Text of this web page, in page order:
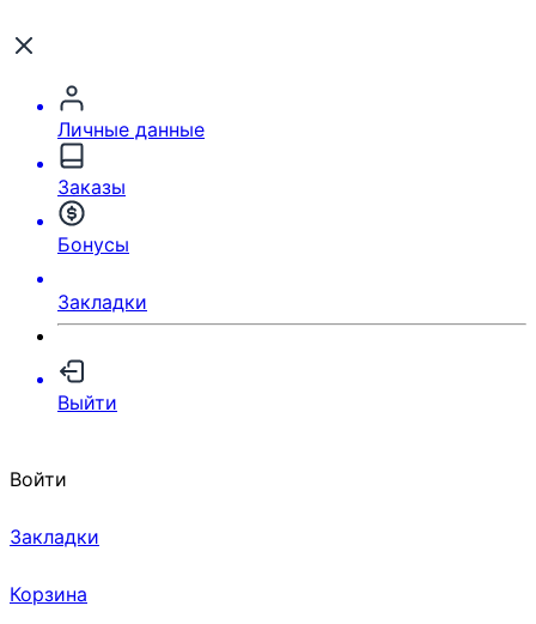
Личные данные
Заказы
Бонусы
Закладки
Выйти
Войти
Закладки
Корзина